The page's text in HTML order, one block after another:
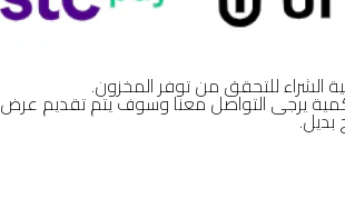
الشراء للتحقق من توفر المخزون.
بقيمة 0 ريال او نفاذ الكمية يرجى التواصل معنا وسوف يتم تقديم عرض
بديل.